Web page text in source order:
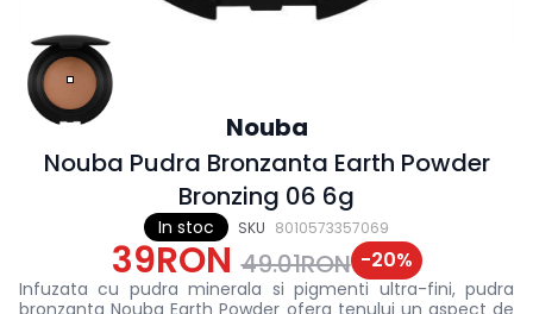
In stoc SKU 8010573357069
Nouba
Nouba Pudra Bronzanta Earth Powder
Bronzing 06 6g
39RON 49.01RON -20%
Infuzata cu pudra minerala si pigmenti ultra-fini, pudra
bronzanta Nouba Earth Powder ofera tenului un aspect de